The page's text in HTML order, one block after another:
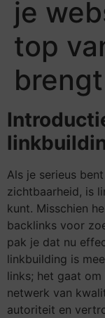
je
top
brengt
Als je serieus
zichtbaarheid, is
kunt. Misschien
backlinks voor
pak je dat nu
linkbuilding is
links; het gaat
netwerk van
autoriteit en